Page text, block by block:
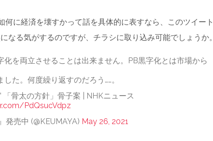
に経済を壊すかって話を具体的に表すなら、このツイート
なる気がするのですが、チラシに取り込み可能でしょうか。
を両立させることは出来ません。PB黒字化とは市場から
た。何度繰り返すのだろう……。
「骨太の方針」骨子案 | NHKニュース
PdQsucVdpz
発売中 (@KEUMAYA) May 26, 2021